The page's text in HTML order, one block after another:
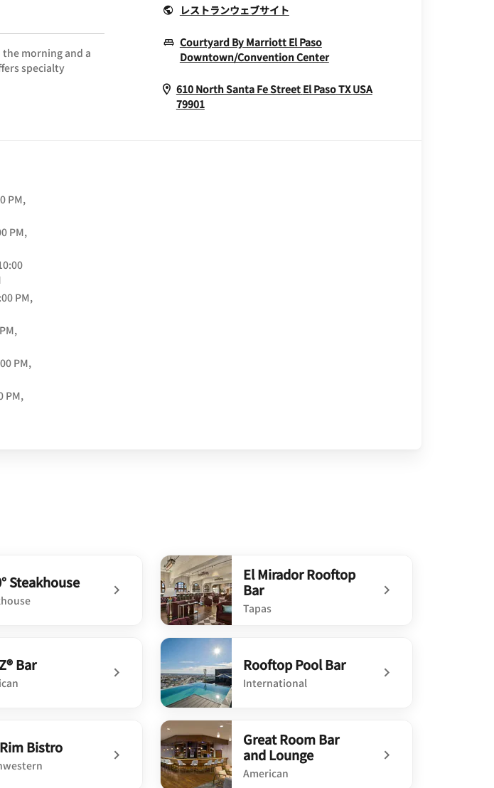
morning and a
specialty
レストランウェブサイトOpens In New Window
Courtyard By Marriott El Paso
Downtown/Convention CenterOpens In New Window
610 North Santa Fe Street El PasoTX USA
79901Opens In New Window
PM,
PM,
PM,
PM,
PM,
Steakhouse
El Mirador Rooftop
Bar
Tapas
undefined El Mirador Rooftop Bar
Bar Rooftop Pool Bar
International
undefined Rooftop Pool Bar
Bistro
Great Room Bar
and Lounge
American